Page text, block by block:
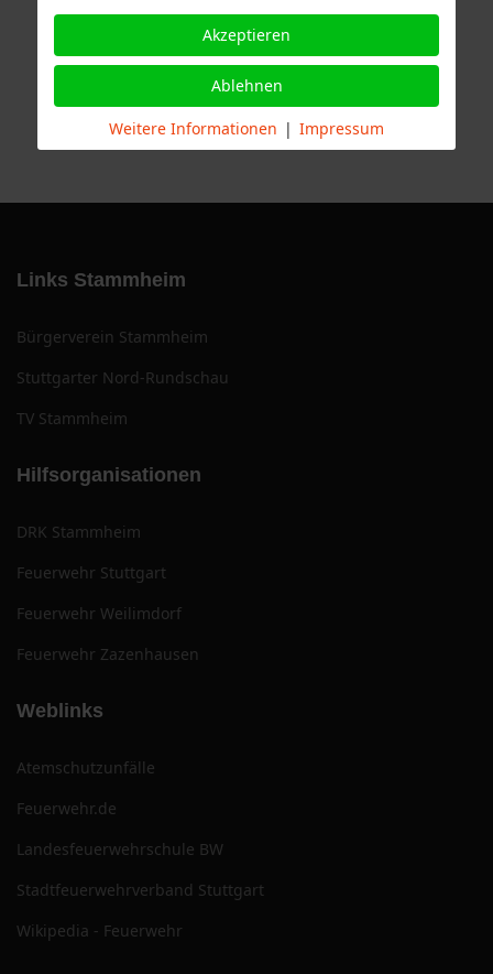
Links Stammheim
Bürgerverein Stammheim
Stuttgarter Nord-Rundschau
TV Stammheim
Hilfsorganisationen
DRK Stammheim
Feuerwehr Stuttgart
Feuerwehr Weilimdorf
Feuerwehr Zazenhausen
Weblinks
Atemschutzunfälle
Feuerwehr.de
Landesfeuerwehrschule BW
Stadtfeuerwehrverband Stuttgart
Wikipedia - Feuerwehr
Akzeptieren
Ablehnen
Weitere Informationen | Impressum